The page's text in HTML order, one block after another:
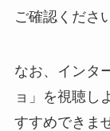
ご確認くださ
なお、インタ
ョ」を視聴し
すすめできま